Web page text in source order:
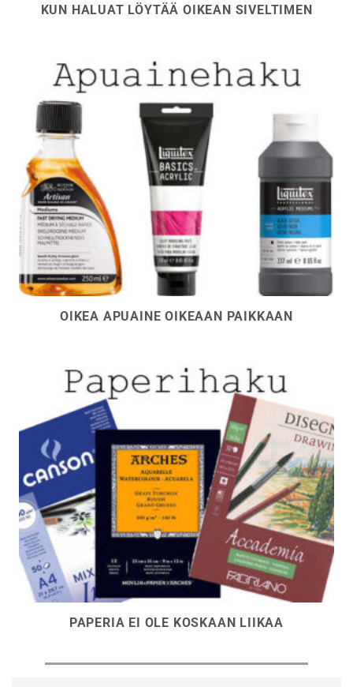
KUN HALUAT LÖYTÄÄ OIKEAN SIVELTIMEN
OIKEA APUAINE OIKEAAN PAIKKAAN
PAPERIA EI OLE KOSKAAN LIIKAA